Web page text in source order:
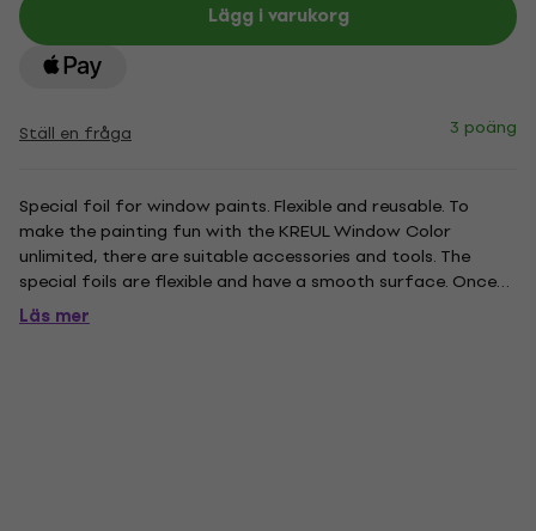
Lägg i varukorg
Ställ en fråga 3 poäng
Special foil for window paints. Flexible and reusable. To
make the painting fun with the KREUL Window Color
unlimited, there are suitable accessories and tools. The
special foils are flexible and have a smooth surface. Once
everything is dry and the window pictures have been glued,
the foil can be used as often as you want. Special foil for...
Läs mer